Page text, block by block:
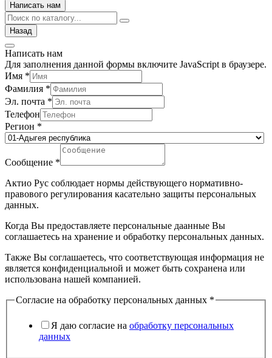
Написать нам
Назад
Написать нам
Для заполнения данной формы включите JavaScript в браузере.
Имя *
Фамилия *
Эл. почта *
Телефон
Регион *
Сообщение *
Актио Рус соблюдает нормы действующего нормативно-
правового регулирования касательно защиты персональных
данных.
Когда Вы предоставляете персональные даанные Вы
соглашаетесь на хранение и обработку персональных данных.
Также Вы соглашаетесь, что соответствующая информация не
является конфиденциальной и может быть сохранена или
использована нашей компанией.
Согласие на обработку персональных данных *
Я даю согласие на обработку персональных
данных